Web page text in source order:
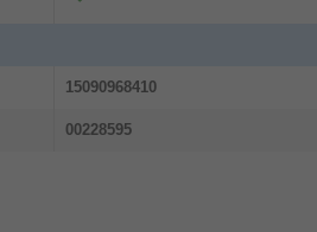
15090968410
00228595